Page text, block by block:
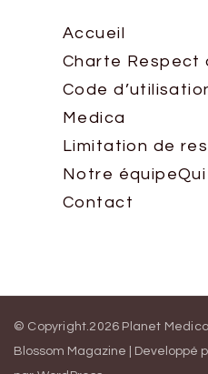
Accueil
Charte Respect
Code
Medica
Limitation de
Notre équipe
Contact
© Copyright.2026 Planet Medica
Blossom Magazine | Developpé